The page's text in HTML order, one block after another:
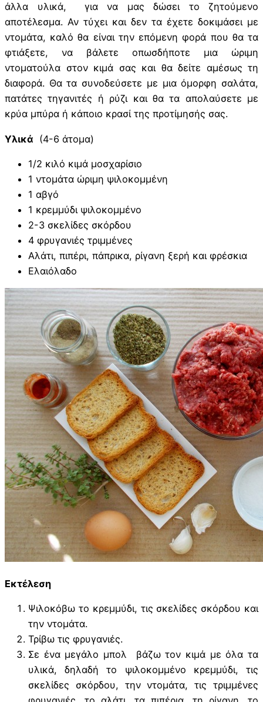
άλλα υλικά, για να μας δώσει το ζητούμενο
αποτέλεσμα. Αν τύχει και δεν τα έχετε δοκιμάσει με
ντομάτα, καλό θα είναι την επόμενη φορά που θα τα
φτιάξετε, να βάλετε οπωσδήποτε μια ώριμη
ντοματούλα στον κιμά σας και θα δείτε αμέσως τη
διαφορά. Θα τα συνοδεύσετε με μια όμορφη σαλάτα,
πατάτες τηγανιτές ή ρύζι και θα τα απολαύσετε με
κρύα μπύρα ή κάποιο κρασί της προτίμησής σας.
Υλικά (4-6 άτομα)
1/2 κιλό κιμά μοσχαρίσιο
1 ντομάτα ώριμη ψιλοκομμένη
1 αβγό
1 κρεμμύδι ψιλοκομμένο
2-3 σκελίδες σκόρδου
4 φρυγανιές τριμμένες
Αλάτι, πιπέρι, πάπρικα, ρίγανη ξερή και φρέσκια
Ελαιόλαδο
Εκτέλεση
Ψιλοκόβω το κρεμμύδι, τις σκελίδες σκόρδου και
την ντομάτα.
Τρίβω τις φρυγανιές.
Σε ένα μεγάλο μπολ βάζω τον κιμά με όλα τα
υλικά, δηλαδή το ψιλοκομμένο κρεμμύδι, τις
σκελίδες σκόρδου, την ντομάτα, τις τριμμένες